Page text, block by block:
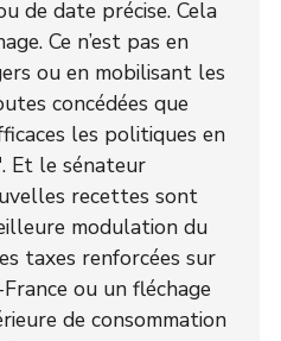
de date précise. Cela
Ce n’est pas en
ou en mobilisant les
concédées que
les politiques en
Et le sénateur
recettes sont
modulation du
taxes renforcées sur
ou un fléchage
de consommation